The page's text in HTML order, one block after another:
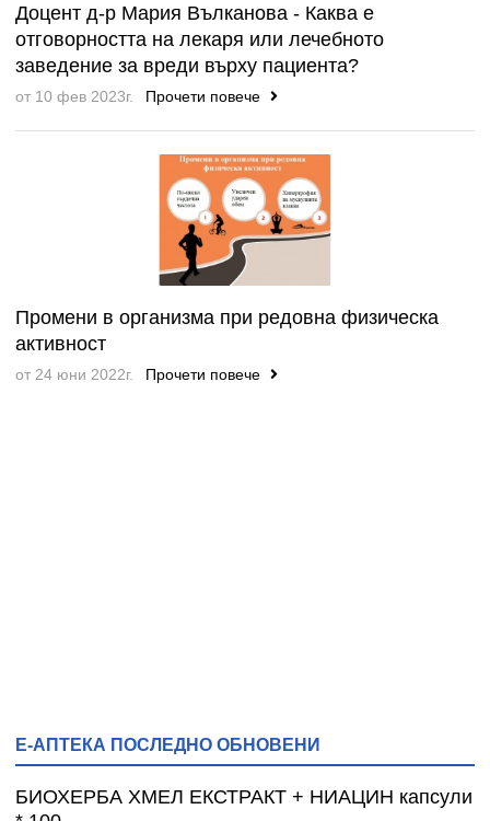
Доцент д-р Мария Вълканова - Каква е
отговорността на лекаря или лечебното
заведение за вреди върху пациента?
от 10 фев 2023г. Прочети повече
Промени в организма при редовна физическа
активност
от 24 юни 2022г. Прочети повече
Е-АПТЕКА ПОСЛЕДНО ОБНОВЕНИ
БИОХЕРБА ХМЕЛ ЕКСТРАКТ + НИАЦИН капсули